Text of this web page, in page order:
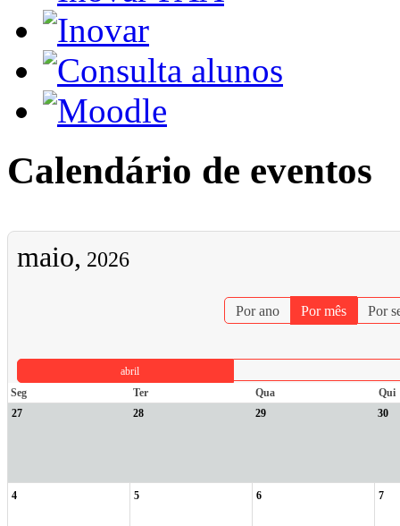
Calendário de eventos
maio, 2026
Por ano Por mês Por
abril
Seg
Ter Qua
Qui
27
28 29 30
4 5 6 7